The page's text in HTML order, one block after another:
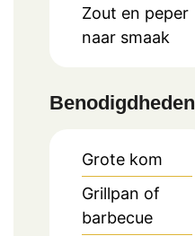
Zout en peper
naar smaak
Benodigdheden
Grote kom
Grillpan of
barbecue